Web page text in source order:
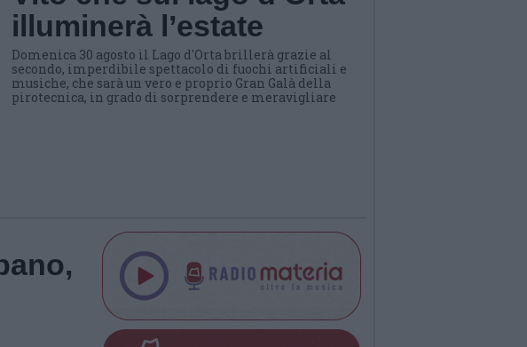
illuminerà l’estate
Domenica 30 agosto il Lago d'Orta brillerà grazie al
secondo, imperdibile spettacolo di fuochi artificiali e
musiche, che sarà un vero e proprio Gran Galà della
pirotecnica, in grado di sorprendere e meravigliare